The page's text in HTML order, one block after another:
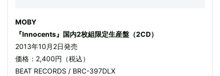
MOBY
『Innocents』国内2枚組限定生産盤（2CD）
2013年10月2日発売
価格：2,400円（税込）
BEAT RECORDS / BRC-397DLX